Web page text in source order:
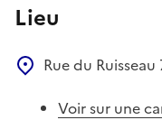
Lieu
Rue du Ruisseau
Voir sur une